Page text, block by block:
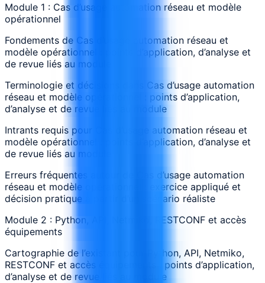
Module 1 : Cas d’usage automation réseau et modèle
opérationnel
Fondements de Cas d’usage automation réseau et
modèle opérationnel : points d’application, d’analyse et
de revue liés au module
Terminologie et décisions dans Cas d’usage automation
réseau et modèle opérationnel : points d’application,
d’analyse et de revue liés au module
Intrants requis pour Cas d’usage automation réseau et
modèle opérationnel : points d’application, d’analyse et
de revue liés au module
Erreurs fréquentes autour de Cas d’usage automation
réseau et modèle opérationnel : exercice appliqué et
décision pratique à partir d’un scénario réaliste
Module 2 : Python, API, Netmiko, RESTCONF et accès
équipements
Cartographie de l’existant pour Python, API, Netmiko,
RESTCONF et accès équipements : points d’application,
d’analyse et de revue liés au module